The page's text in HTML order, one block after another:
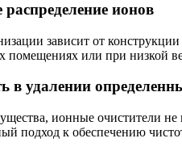
ионов
зависит от
помещениях или при низкой
в удалении
ионные очистители
подход к обеспечению